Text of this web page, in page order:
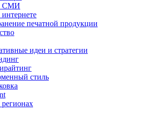
СМИ
печатной продукции
идеи и стратегии
стиль